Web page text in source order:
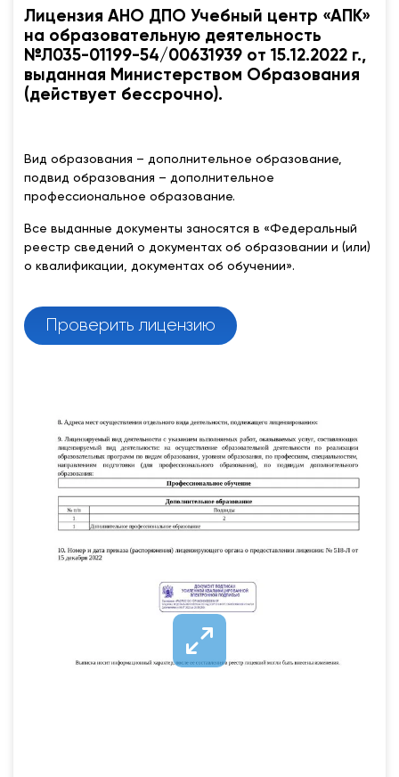
Лицензия АНО ДПО Учебный центр «АПК»
на образовательную деятельность
№Л035-01199-54/00631939 от 15.12.2022 г.,
выданная Министерством Образования
(действует бессрочно).
Вид образования – дополнительное образование,
подвид образования – дополнительное
профессиональное образование.
Все выданные документы заносятся в «Федеральный
реестр сведений о документах об образовании и (или)
о квалификации, документах об обучении».
Проверить лицензию